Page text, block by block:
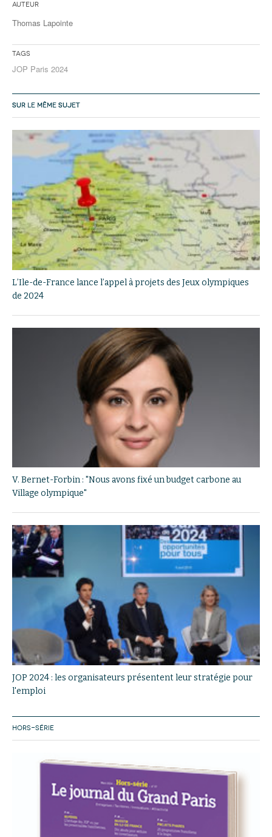
Auteur
Thomas Lapointe
Tags
JOP Paris 2024
SUR LE MÊME SUJET
L’Ile-de-France lance l’appel à projets des Jeux olympiques
de 2024
V. Bernet-Forbin : "Nous avons fixé un budget carbone au
Village olympique"
JOP 2024 : les organisateurs présentent leur stratégie pour
l'emploi
HORS-SÉRIE